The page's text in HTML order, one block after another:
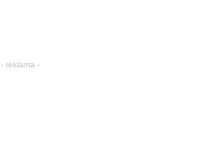
- reklama -